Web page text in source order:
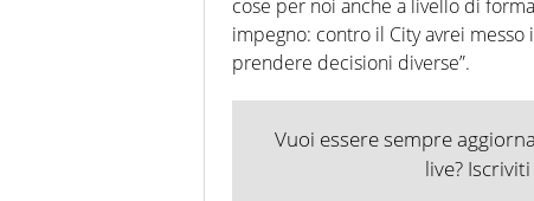
cose per noi anche a livello di
impegno: contro il City avrei
prendere decisioni diverse”.
Vuoi essere sempre
live?